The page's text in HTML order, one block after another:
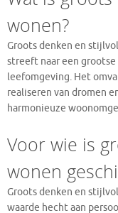
wonen?
Groots denken en
streeft naar een
leefomgeving. Het
realiseren van dromen
harmonieuze
Voor wie is
wonen
Groots denken en
waarde hecht aan